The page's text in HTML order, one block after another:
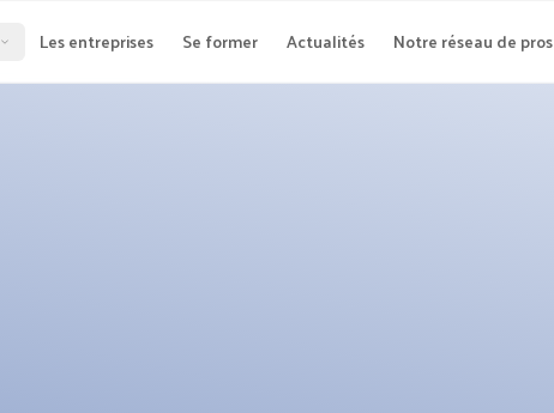
Les entreprises Se former Actualités Notre réseau de pros